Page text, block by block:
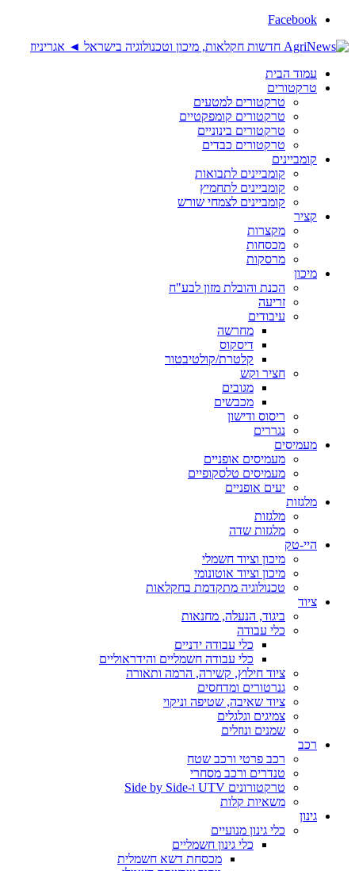
Facebook
עמוד הבית
טרקטורים
טרקטורים למטעים
טרקטורים קומפקטיים
טרקטורים בינוניים
טרקטורים כבדים
קומביינים
קומביינים לתבואות
קומביינים לתחמיץ
קומביינים לצמחי שורש
קציר
מקצרות
מכסחות
מרסקות
מיכון
הכנת והובלת מזון לבע"ח
זריעה
עיבודים
מחרשה
דיסקוס
קלטרת/קולטיבטור
חציר וקש
מגובים
מכבשים
ריסוס ודישון
נגררים
מעמיסים
מעמיסים אופניים
מעמיסים טלסקופיים
יעים אופניים
מלגזות
מלגזות
מלגזות שדה
היי-טק
מיכון וציוד חשמלי
מיכון וציוד אוטונומי
טכנולוגיה מתקדמת בחקלאות
ציוד
ביגוד, הנעלה, מחנאות
כלי עבודה
כלי עבודה ידניים
כלי עבודה חשמליים והידראוליים
ציוד חילוץ, קשירה, הרמה ותאורה
גנרטורים ומדחסים
ציוד שאיבה, שטיפה וניקוי
צמיגים וגלגלים
שמנים ונוזלים
רכב
רכב פרטי ורכב שטח
טנדרים ורכב מסחרי
טרקטורונים UTV ו-Side by Side
משאיות קלות
גינון
כלי גינון מנועיים
כלי גינון חשמליים
מכסחת דשא חשמלית